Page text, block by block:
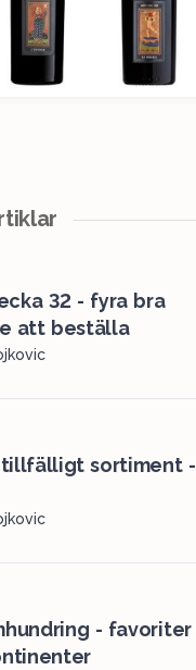
32 - fyra bra
att beställa
tillfälligt sortiment -
- favoriter